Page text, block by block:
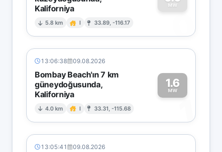
Kaliforniya
5.8 km I 33.89, -116.17
MW
0
13:06:38 09.08.2026
Bombay Beach'ın 7 km
güneydoğusunda,
Kaliforniya
4.0 km I 33.31, -115.68
1.6
MW
1
13:05:41 09.08.2026